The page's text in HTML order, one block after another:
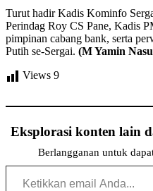
Turut hadir Kadis Kominfo
Perindag Roy CS Pane, Kadis
pimpinan cabang bank, serta
Putih se-Sergai. (M Yamin
Views 9
Eksplorasi konten lain
Berlangganan untuk
Ketikkan email Anda...